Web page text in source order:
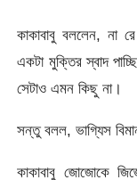
কাকাবাবু বললেন, না
একটা মুক্তির স্বাদ
সেটাও এমন কিছু না।
সন্তু বলল, ভাগ্যিস
কাকাবাবু জোজোকে